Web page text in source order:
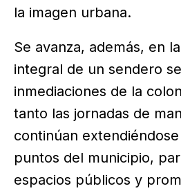
la imagen urbana.
Se avanza, además, en
integral de un sendero
inmediaciones de la
tanto las jornadas de
continúan
puntos del municipio,
espacios públicos y